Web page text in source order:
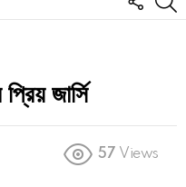
US
জার্সি
57 Views